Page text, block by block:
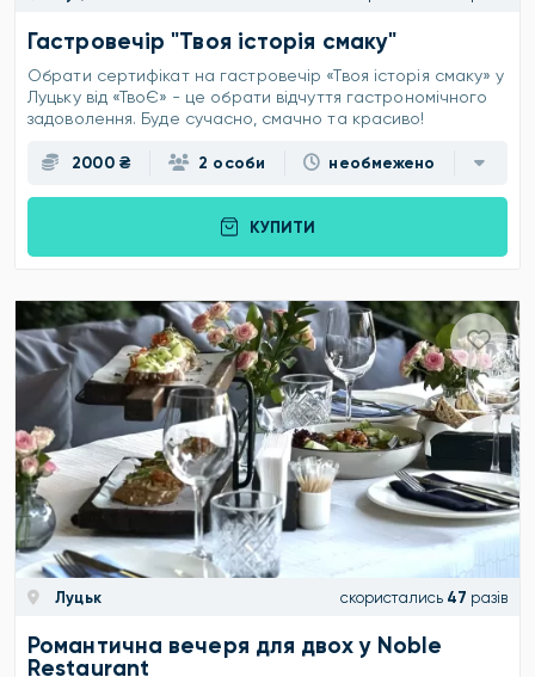
Гастровечір "Твоя історія смаку"
Обрати сертифікат на гастровечір «Твоя історія смаку» у
Луцьку від «ТвоЄ» - це обрати відчуття гастрономічного
задоволення. Буде сучасно, смачно та красиво!
2000 ₴ 2 особи необмежено
КУПИТИ
Луцьк скористались 47 разів
Романтична вечеря для двох у Noble
Restaurant